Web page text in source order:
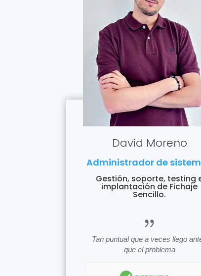
David Moreno
Administrador de
Gestión, soporte, testing
implantación de Fichaje
Sencillo.
icon
Tan puntual que a veces llego
que el problema